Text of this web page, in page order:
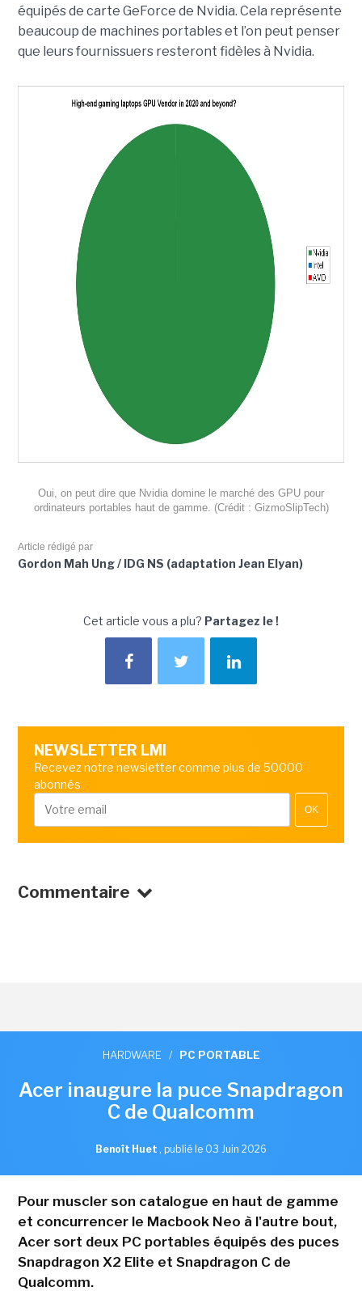
équipés de carte GeForce de Nvidia. Cela représente
beaucoup de machines portables et l’on peut penser
que leurs fournissuers resteront fidèles à Nvidia.
Oui, on peut dire que Nvidia domine le marché des GPU pour
ordinateurs portables haut de gamme. (Crédit : GizmoSlipTech)
Article rédigé par
Gordon Mah Ung / IDG NS (adaptation Jean Elyan)
Cet article vous a plu? Partagez le !
NEWSLETTER LMI
Recevez notre newsletter comme plus de 50000
abonnés
OK
Commentaire
HARDWARE / PC PORTABLE
Acer inaugure la puce Snapdragon
C de Qualcomm
Benoît Huet , publié le 03 Juin 2026
Pour muscler son catalogue en haut de gamme
et concurrencer le Macbook Neo à l'autre bout,
Acer sort deux PC portables équipés des puces
Snapdragon X2 Elite et Snapdragon C de
Qualcomm.